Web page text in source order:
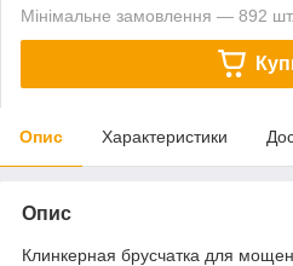
Мінімальне замовлення — 892 шт.
Опис Характеристики
Опис
Клинкерная брусчатка для